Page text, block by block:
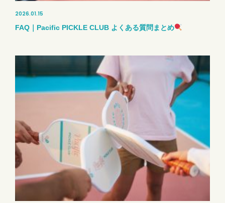
2026.01.15
FAQ｜Pacific PICKLE CLUB よくある質問まとめ